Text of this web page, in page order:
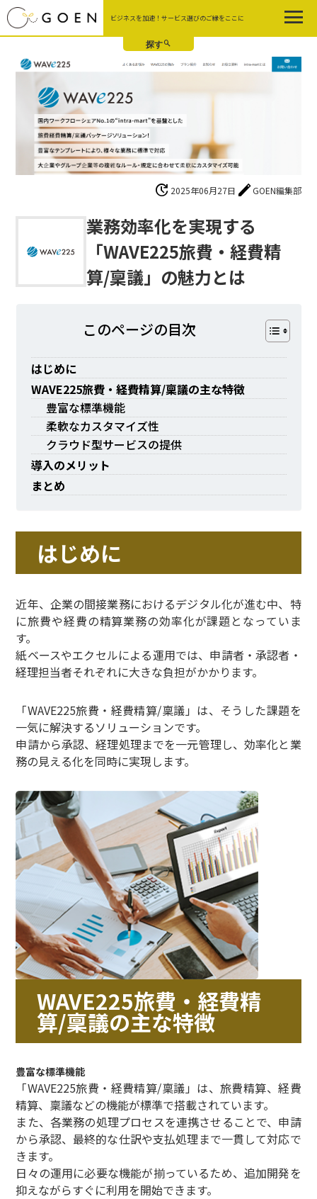
Skip
to
the
content
ビジネスを加速！サービス選びのご縁をここに
update 2025年06月27日 editGOEN編集部
業務効率化を実現する
「WAVE225旅費・経費精
算/稟議」の魅力とは
このページの⽬次
はじめに
WAVE225旅費・経費精算/稟議の主な特徴
豊富な標準機能
柔軟なカスタマイズ性
クラウド型サービスの提供
導入のメリット
まとめ
はじめに
近年、企業の間接業務におけるデジタル化が進む中、特
に旅費や経費の精算業務の効率化が課題となっていま
す。
紙ベースやエクセルによる運用では、申請者・承認者・
経理担当者それぞれに大きな負担がかかります。
「WAVE225旅費・経費精算/稟議」は、そうした課題を
一気に解決するソリューションです。
申請から承認、経理処理までを一元管理し、効率化と業
務の見える化を同時に実現します。
WAVE225旅費・経費精
算/稟議の主な特徴
豊富な標準機能
「WAVE225旅費・経費精算/稟議」は、旅費精算、経費
精算、稟議などの機能が標準で搭載されています。
また、各業務の処理プロセスを連携させることで、申請
から承認、最終的な仕訳や支払処理まで一貫して対応で
きます。
日々の運用に必要な機能が揃っているため、追加開発を
抑えながらすぐに利用を開始できます。